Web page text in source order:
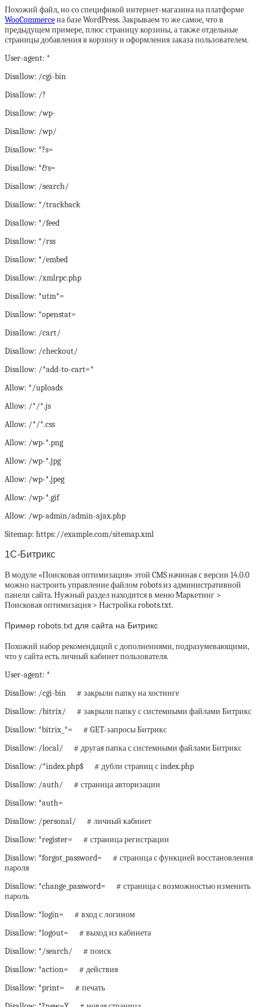
Похожий файл, но со спецификой интернет-магазина на платформе
WooCommerceна базе WordPress. Закрываем то же самое, что в
предыдущем примере, плюс страницу корзины, а также отдельные
страницы добавления в корзину и оформления заказа пользователем.
User-agent: *
Disallow: /cgi-bin
Disallow: /?
Disallow: /wp-
Disallow: /wp/
Disallow: *?s=
Disallow: *&s=
Disallow: /search/
Disallow: */trackback
Disallow: */feed
Disallow: */rss
Disallow: */embed
Disallow: /xmlrpc.php
Disallow: *utm*=
Disallow: *openstat=
Disallow: /cart/
Disallow: /checkout/
Disallow: /*add-to-cart=*
Allow: */uploads
Allow: /*/*.js
Allow: /*/*.css
Allow: /wp-*.png
Allow: /wp-*.jpg
Allow: /wp-*.jpeg
Allow: /wp-*.gif
Allow: /wp-admin/admin-ajax.php
Sitemap: https://example.com/sitemap.xml
1C-Битрикс
В модуле «Поисковая оптимизация» этой CMS начиная с версии 14.0.0
можно настроить управление файлом robots из административной
панели сайта. Нужный раздел находится в меню Маркетинг >
Поисковая оптимизация > Настройка robots.txt.
Пример robots.txt для сайта на Битрикс
Похожий набор рекомендаций с дополнениями, подразумевающими,
что у сайта есть личный кабинет пользователя.
User-agent: *
Disallow: /cgi-bin # закрыли папку на хостинге
Disallow: /bitrix/ # закрыли папку с системными файлами Битрикс
Disallow: *bitrix_*= # GET-запросы Битрикс
Disallow: /local/ # другая папка с системными файлами Битрикс
Disallow: /*index.php$ # дубли страниц с index.php
Disallow: /auth/ # страница авторизации
Disallow: *auth=
Disallow: /personal/ # личный кабинет
Disallow: *register= # страница регистрации
Disallow: *forgot_password= # страница с функцией восстановления
пароля
Disallow: *change_password= # страница с возможностью изменить
пароль
Disallow: *login= # вход с логином
Disallow: *logout= # выход из кабинета
Disallow: */search/ # поиск
Disallow: *action= # действия
Disallow: *print= # печать